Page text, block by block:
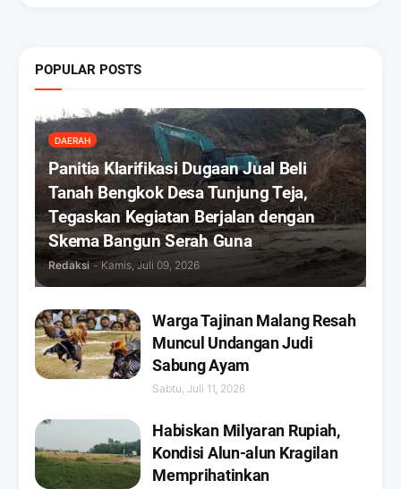
POPULAR POSTS
DAERAH
Panitia Klarifikasi Dugaan Jual Beli
Tanah Bengkok Desa Tunjung Teja,
Tegaskan Kegiatan Berjalan dengan
Skema Bangun Serah Guna
Redaksi - Kamis, Juli 09, 2026
Warga Tajinan Malang Resah
Muncul Undangan Judi
Sabung Ayam
Sabtu, Juli 11, 2026
Habiskan Milyaran Rupiah,
Kondisi Alun-alun Kragilan
Memprihatinkan